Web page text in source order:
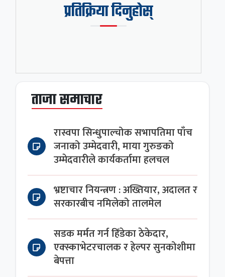
प्रतिक्रिया दिनुहोस्
ताजा समाचार
रास्वपा सिन्धुपाल्चोक सभापतिमा पाँच
जनाको उम्मेदवारी, माया गुरुङको
उम्मेदवारीले कार्यकर्तामा हलचल
भ्रष्टाचार नियन्त्रण : अख्तियार, अदालत र
सरकारबीच नमिलेको तालमेल
सडक मर्मत गर्न हिँडेका ठेकेदार,
एक्स्काभेटरचालक र हेल्पर सुनकोशीमा
बेपत्ता